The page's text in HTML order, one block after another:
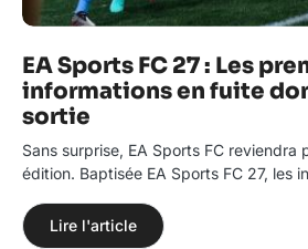
EA Sports FC 27 : Les
informations en fuite
sortie
Sans surprise, EA Sports FC reviendra
édition. Baptisée EA Sports FC 27, les
Lire l'article